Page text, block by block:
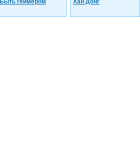
Быть геймером Хан Донг